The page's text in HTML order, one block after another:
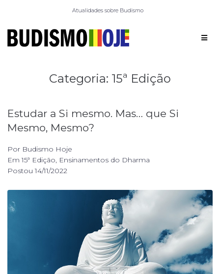
Atualidades sobre Budismo
Categoria: 15ª Edição
Estudar a Si mesmo. Mas… que Si
Mesmo, Mesmo?
Por Budismo Hoje
Em15ª Edição, Ensinamentos do Dharma
Postou14/11/2022